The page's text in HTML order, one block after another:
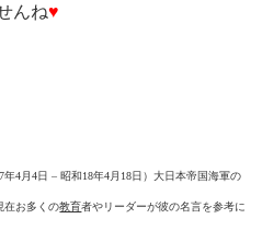
んね♥
4月4日 – 昭和18年4月18日）大日本帝国海軍の
在お多くの教育者やリーダーが彼の名言を参考に